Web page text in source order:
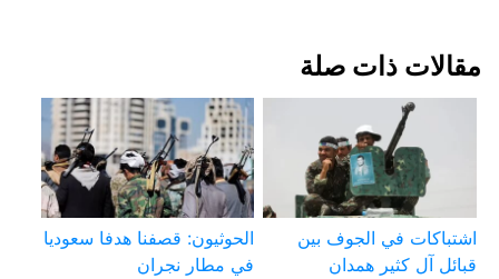
مقالات ذات صلة
اشتباكات في الجوف بين
قبائل آل كثير همدان
الحوثيون: قصفنا هدفا سعوديا
في مطار نجران